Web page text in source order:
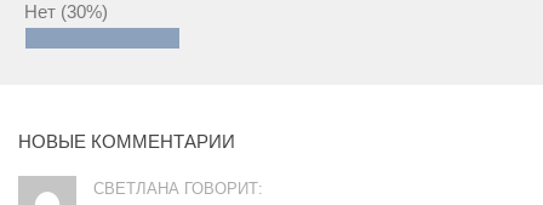
Нет (30%)
НОВЫЕ КОММЕНТАРИИ
СВЕТЛАНА ГОВОРИТ: